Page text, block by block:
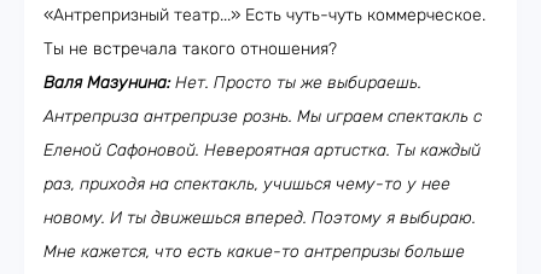
«Антрепризный театр...» Есть чуть-чуть коммерческое.
Ты не встречала такого отношения?
Валя Мазунина:Нет. Просто ты же выбираешь.
Антреприза антрепризе рознь. Мы играем спектакль с
Еленой Сафоновой. Невероятная артистка. Ты каждый
раз, приходя на спектакль, учишься чему-то у нее
новому. И ты движешься вперед. Поэтому я выбираю.
Мне кажется, что есть какие-то антрепризы больше